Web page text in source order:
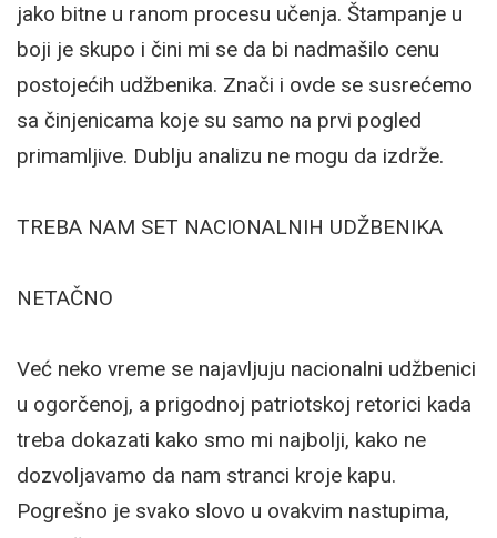
jako bitne u ranom procesu učenja. Štampanje u
boji je skupo i čini mi se da bi nadmašilo cenu
postojećih udžbenika. Znači i ovde se susrećemo
sa činjenicama koje su samo na prvi pogled
primamljive. Dublju analizu ne mogu da izdrže.
TREBA NAM SET NACIONALNIH UDŽBENIKA
NETAČNO
Već neko vreme se najavljuju nacionalni udžbenici
u ogorčenoj, a prigodnoj patriotskoj retorici kada
treba dokazati kako smo mi najbolji, kako ne
dozvoljavamo da nam stranci kroje kapu.
Pogrešno je svako slovo u ovakvim nastupima,